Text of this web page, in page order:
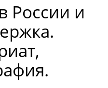
России и